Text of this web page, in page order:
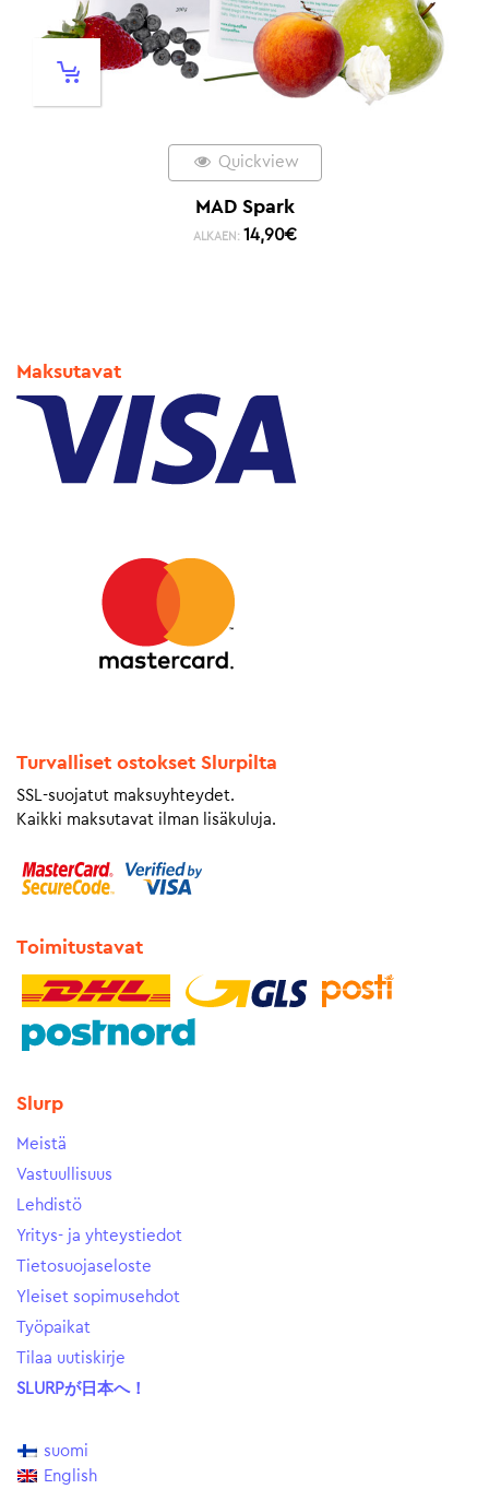
Quickview
MAD Spark
ALKAEN: 14,90€
Maksutavat
Turvalliset ostokset Slurpilta
SSL-suojatut maksuyhteydet.
Kaikki maksutavat ilman lisäkuluja.
Toimitustavat
Slurp
Meistä
Vastuullisuus
Lehdistö
Yritys- ja yhteystiedot
Tietosuojaseloste
Yleiset sopimusehdot
Työpaikat
Tilaa uutiskirje
SLURPが日本へ！
suomi
English